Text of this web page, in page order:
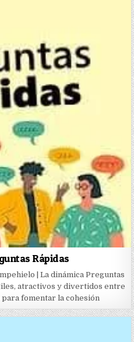
Rápidas
| La dinámica Preguntas
atractivos y divertidos entre
fomentar la cohesión